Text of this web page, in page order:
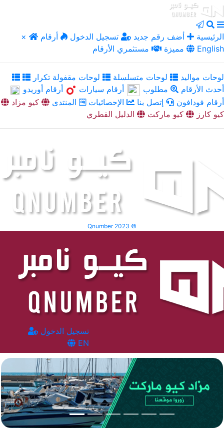
× الرئيسية أضف رقم جديد تسجيل الدخول
أرقام
مميزة
مستثمري الأرقام English
لوحات مواليد لوحات متسلسلة
لوحات مقفولة تكرار
أحدث الأرقام
مطلوب أرقام سيارات
أرقام أوريدو
أرقام فودافون
إتصل بنا الإحصائيات المنتدى
كيو مزاد
كيو كارز
كيو ماركت الدليل القطري
Qnumber 2023 ©
تسجيل الدخول
EN